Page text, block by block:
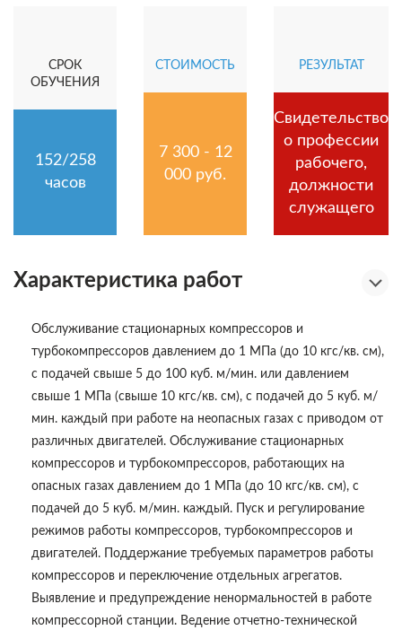
СРОК
ОБУЧЕНИЯ
152/258
часов
СТОИМОСТЬ
7 300 - 12
000 руб.
РЕЗУЛЬТАТ
Свидетельство
о профессии
рабочего,
должности
служащего
Характеристика работ
Обслуживание стационарных компрессоров и
турбокомпрессоров давлением до 1 МПа (до 10 кгс/кв. см),
с подачей свыше 5 до 100 куб. м/мин. или давлением
свыше 1 МПа (свыше 10 кгс/кв. см), с подачей до 5 куб. м/
мин. каждый при работе на неопасных газах с приводом от
различных двигателей. Обслуживание стационарных
компрессоров и турбокомпрессоров, работающих на
опасных газах давлением до 1 МПа (до 10 кгс/кв. см), с
подачей до 5 куб. м/мин. каждый. Пуск и регулирование
режимов работы компрессоров, турбокомпрессоров и
двигателей. Поддержание требуемых параметров работы
компрессоров и переключение отдельных агрегатов.
Выявление и предупреждение ненормальностей в работе
компрессорной станции. Ведение отчетно-технической